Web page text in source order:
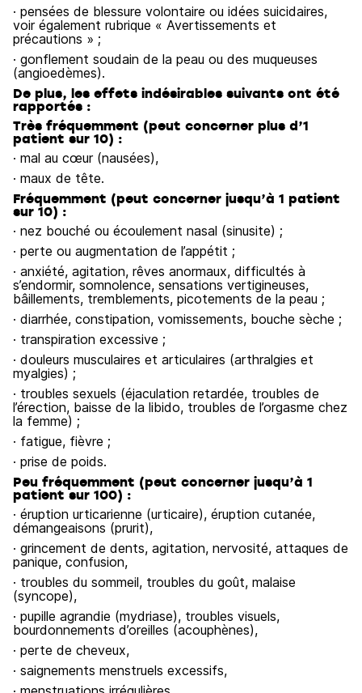
· pensées de blessure volontaire ou idées suicidaires,
voir également rubrique « Avertissements et
précautions » ;
· gonflement soudain de la peau ou des muqueuses
(angioedèmes).
De plus, les effets indésirables suivants ont été
rapportés :
Très fréquemment (peut concerner plus d’1
patient sur 10) :
· mal au cœur (nausées),
· maux de tête.
Fréquemment (peut concerner jusqu’à 1 patient
sur 10) :
· nez bouché ou écoulement nasal (sinusite) ;
· perte ou augmentation de l’appétit ;
· anxiété, agitation, rêves anormaux, difficultés à
s’endormir, somnolence, sensations vertigineuses,
bâillements, tremblements, picotements de la peau ;
· diarrhée, constipation, vomissements, bouche sèche ;
· transpiration excessive ;
· douleurs musculaires et articulaires (arthralgies et
myalgies) ;
· troubles sexuels (éjaculation retardée, troubles de
l’érection, baisse de la libido, troubles de l’orgasme chez
la femme) ;
· fatigue, fièvre ;
· prise de poids.
Peu fréquemment (peut concerner jusqu’à 1
patient sur 100) :
· éruption urticarienne (urticaire), éruption cutanée,
démangeaisons (prurit),
· grincement de dents, agitation, nervosité, attaques de
panique, confusion,
· troubles du sommeil, troubles du goût, malaise
(syncope),
· pupille agrandie (mydriase), troubles visuels,
bourdonnements d’oreilles (acouphènes),
· perte de cheveux,
· saignements menstruels excessifs,